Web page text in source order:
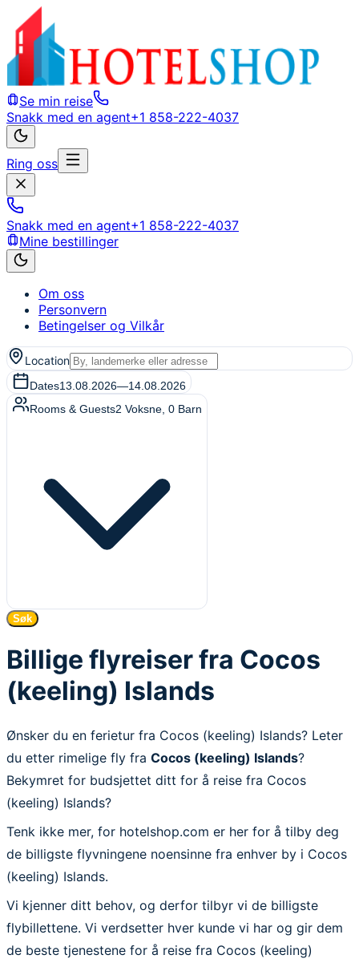
Se min reise
Snakk med en agent+1 858-222-4037
Ring oss
Snakk med en agent+1 858-222-4037
Mine bestillinger
Om oss
Personvern
Betingelser og Vilkår
Location
Dates13.08.2026—14.08.2026
Rooms & Guests2 Voksne 0 Barn
Søk
Billige flyreiser fra Cocos
(keeling) Islands
Ønsker du en ferietur fra Cocos (keeling) Islands? Leter
du etter rimelige fly fra Cocos (keeling) Islands?
Bekymret for budsjettet ditt for å reise fra Cocos
(keeling) Islands?
Tenk ikke mer, for hotelshop.com er her for å tilby deg
de billigste flyvningene noensinne fra enhver by i Cocos
(keeling) Islands.
Vi kjenner ditt behov, og derfor tilbyr vi de billigste
flybillettene. Vi verdsetter hver kunde vi har og gir dem
de beste tjenestene for å reise fra Cocos (keeling)